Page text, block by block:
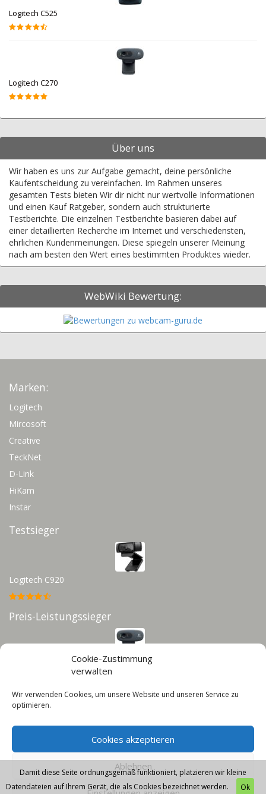
Cookie-Zustimmung
verwalten
Wir verwenden Cookies, um unsere Website und unseren Service zu
optimieren.
Cookies akzeptieren
Ablehnen
Logitech C525
Logitech C270
Über uns
Wir haben es uns zur Aufgabe gemacht, deine persönliche
Kaufentscheidung zu vereinfachen. Im Rahmen unseres
gesamten Tests bieten Wir dir nicht nur wertvolle Informationen
und einen Kauf Ratgeber, sondern auch strukturierte
Testberichte. Die einzelnen Testberichte basieren dabei auf
einer detaillierten Recherche im Internet und verschiedensten,
ehrlichen Kundenmeinungen. Diese spiegeln unserer Meinung
nach am besten den Wert eines bestimmten Produktes wieder.
WebWiki Bewertung:
Marken:
Logitech
Mircosoft
Creative
TeckNet
D-Link
HiKam
Instar
Testsieger
Logitech C920
Preis-Leistungssieger
Infos
Cookie-Richtlinie (EU)
Damit diese Seite ordnungsgemäß funktioniert, platzieren wir kleine
Datendateien auf Ihrem Gerät, die als Cookies bezeichnet werden.
Ok